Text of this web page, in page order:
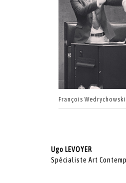
François Wedrychowski
Ugo LEVOYER
Spécialiste Art